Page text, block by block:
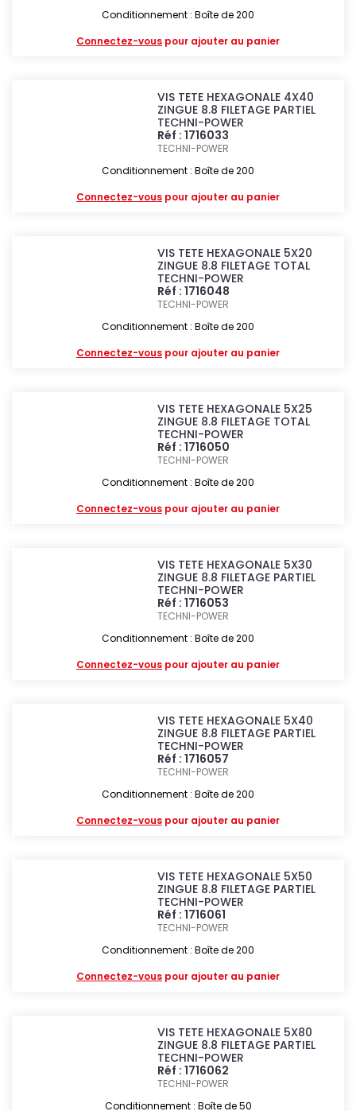
Conditionnement : Boîte de 200
Connectez-vous pour ajouter au panier
VIS TETE HEXAGONALE 4X40
ZINGUE 8.8 FILETAGE PARTIEL
TECHNI-POWER
Réf : 1716033
TECHNI-POWER
Conditionnement : Boîte de 200
Connectez-vous pour ajouter au panier
VIS TETE HEXAGONALE 5X20
ZINGUE 8.8 FILETAGE TOTAL
TECHNI-POWER
Réf : 1716048
TECHNI-POWER
Conditionnement : Boîte de 200
Connectez-vous pour ajouter au panier
VIS TETE HEXAGONALE 5X25
ZINGUE 8.8 FILETAGE TOTAL
TECHNI-POWER
Réf : 1716050
TECHNI-POWER
Conditionnement : Boîte de 200
Connectez-vous pour ajouter au panier
VIS TETE HEXAGONALE 5X30
ZINGUE 8.8 FILETAGE PARTIEL
TECHNI-POWER
Réf : 1716053
TECHNI-POWER
Conditionnement : Boîte de 200
Connectez-vous pour ajouter au panier
VIS TETE HEXAGONALE 5X40
ZINGUE 8.8 FILETAGE PARTIEL
TECHNI-POWER
Réf : 1716057
TECHNI-POWER
Conditionnement : Boîte de 200
Connectez-vous pour ajouter au panier
VIS TETE HEXAGONALE 5X50
ZINGUE 8.8 FILETAGE PARTIEL
TECHNI-POWER
Réf : 1716061
TECHNI-POWER
Conditionnement : Boîte de 200
Connectez-vous pour ajouter au panier
VIS TETE HEXAGONALE 5X80
ZINGUE 8.8 FILETAGE PARTIEL
TECHNI-POWER
Réf : 1716062
TECHNI-POWER
Conditionnement : Boîte de 50